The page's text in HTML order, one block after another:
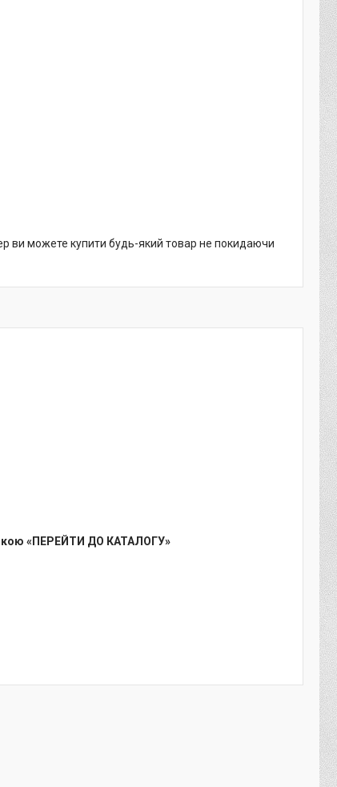
ви можете купити будь-який товар не покидаючи
«ПЕРЕЙТИ ДО КАТАЛОГУ»